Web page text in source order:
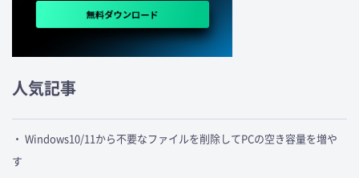
人気記事
・ Windows10/11から不要なファイルを削除してPCの空き容量を増や
す